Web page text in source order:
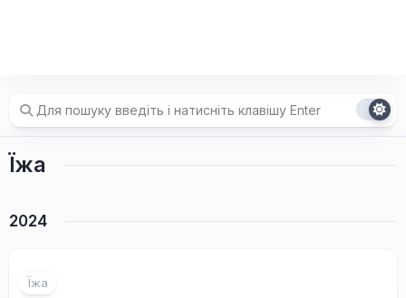
Їжа
2024
Їжа